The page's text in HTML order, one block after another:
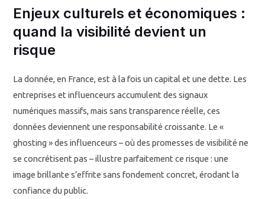
Enjeux culturels et économiques :
quand la visibilité devient un
risque
La donnée, en France, est à la fois un capital et une dette. Les
entreprises et influenceurs accumulent des signaux
numériques massifs, mais sans transparence réelle, ces
données deviennent une responsabilité croissante. Le «
ghosting » des influenceurs – où des promesses de visibilité ne
se concrétisent pas – illustre parfaitement ce risque : une
image brillante s’effrite sans fondement concret, érodant la
confiance du public.